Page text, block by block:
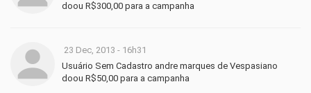
doou R$300,00 para a campanha
23 Dec, 2013 - 16h31
Usuário Sem Cadastro andre marques de Vespasiano
doou R$50,00 para a campanha